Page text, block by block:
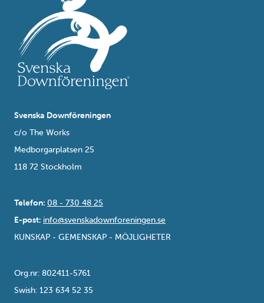
Svenska Downföreningen
c/o The Works
Medborgarplatsen 25
118 72 Stockholm
Telefon: 08 - 730 48 25
E-post: info@svenskadownforeningen.se
KUNSKAP - GEMENSKAP - MÖJLIGHETER
Org.nr: 802411-5761
Swish: 123 634 52 35